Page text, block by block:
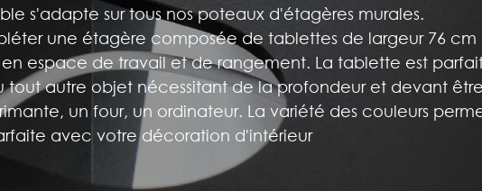
s'adapte sur tous nos poteaux d'étagères murales.
une étagère composée de tablettes de largeur 76 cm
espace de travail et de rangement. La tablette est
tout autre objet nécessitant de la profondeur et devant
un four, un ordinateur. La variété des couleurs
avec votre décoration d'intérieur